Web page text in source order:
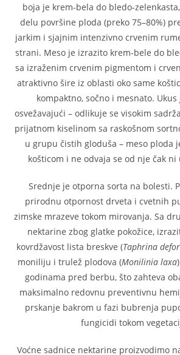
boja je krem-bela do bledo-
delu površine ploda (preko 75–80%)
jarkim i sjajnim intenzivno crvenim
strani. Meso je izrazito krem-bele do
sa izraženim crvenim pigmentom i
atraktivno šire iz oblasti oko same
kompaktno, sočno i mesnato.
osvežavajući – odlikuje se visokim
prijatnom kiselinom sa raskošnom
u grupu čistih gloduša – meso ploda
košticom i ne odvaja se od nje čak
Srednje je otporna sorta na bolesti.
prirodnu otpornost drveta i cvetnih
zimske mrazeve tokom mirovanja. Sa
nektarine zbog glatke pokožice,
kovrdžavost lista breskve (Taphrina
moniliju i trulež plodova (Monilinia laxa
godinama pred berbu, što zahteva
maksimalno redovnu preventivnu
prskanje bakrom u fazi bubrenja
fungicidi tokom
Voćne sadnice nektarine proizvodimo